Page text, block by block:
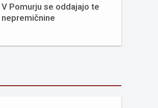
V Pomurju se oddajajo te
nepremičnine